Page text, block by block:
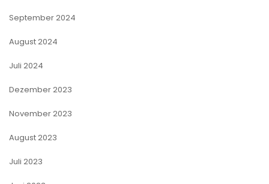
September 2024
August 2024
Juli 2024
Dezember 2023
November 2023
August 2023
Juli 2023